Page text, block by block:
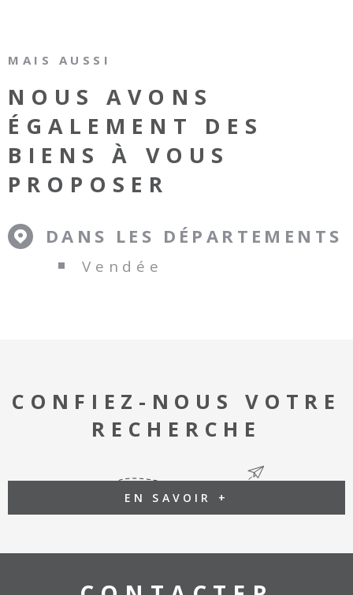
MAIS AUSSI
NOUS AVONS
ÉGALEMENT DES
BIENS À VOUS
PROPOSER
DANS LES DÉPARTEMENTS
Vendée
CONFIEZ-NOUS VOTRE
RECHERCHE
EN SAVOIR +